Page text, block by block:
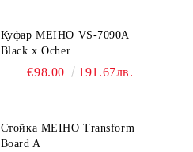
Куфар MEIHO VS-7090A
Black x Ocher
€98.00 191.67лв.
Стойка MEIHO Transform
Board A